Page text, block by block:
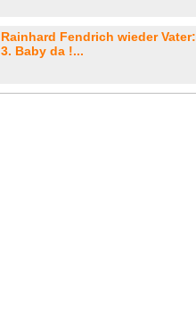
Rainhard Fendrich wieder Vater:
3. Baby da !...